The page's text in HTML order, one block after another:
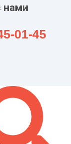
нами
01-45